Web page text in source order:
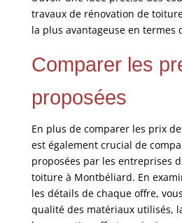
travaux de rénovation de
la plus avantageuse en termes
Comparer les
proposées
En plus de comparer les prix
est également crucial de
proposées par les entreprises
toiture à Montbéliard. En
les détails de chaque offre,
qualité des matériaux utilisés,